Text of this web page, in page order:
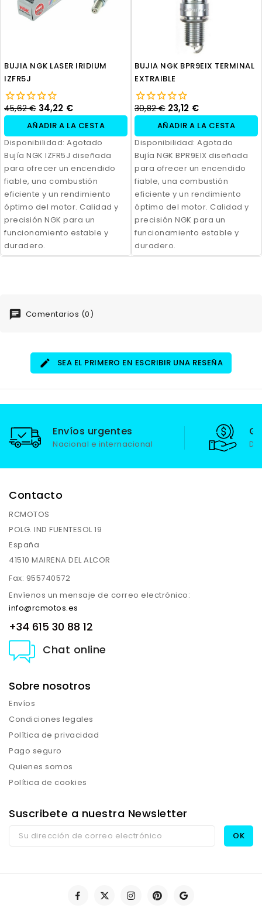
BUJIA NGK LASER IRIDIUM
IZFR5J
45,62 € 34,22 €
AÑADIR A LA CESTA
Disponibilidad: Agotado
Bujía NGK IZFR5J diseñada
para ofrecer un encendido
fiable, una combustión
eficiente y un rendimiento
óptimo del motor. Calidad y
precisión NGK para un
funcionamiento estable y
duradero.
BUJIA NGK BPR9EIX TERMINAL
EXTRAIBLE
30,82 € 23,12 €
AÑADIR A LA CESTA
Disponibilidad: Agotado
Bujía NGK BPR9EIX diseñada
para ofrecer un encendido
fiable, una combustión
eficiente y un rendimiento
óptimo del motor. Calidad y
precisión NGK para un
funcionamiento estable y
duradero.
Comentarios (0)
SEA EL PRIMERO EN ESCRIBIR UNA RESEÑA
Envíos urgentes
Nacional e internacional
Contacto
RCMOTOS
POLG. IND FUENTESOL 19
España
41510 MAIRENA DEL ALCOR
Fax: 955740572
Envíenos un mensaje de correo electrónico:
info@rcmotos.es
+34 615 30 88 12
Chat online
Sobre nosotros
Envíos
Condiciones legales
Política de privacidad
Pago seguro
Quienes somos
Política de cookies
Suscribete a nuestra Newsletter